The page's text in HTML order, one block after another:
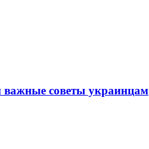
важные советы украинцам